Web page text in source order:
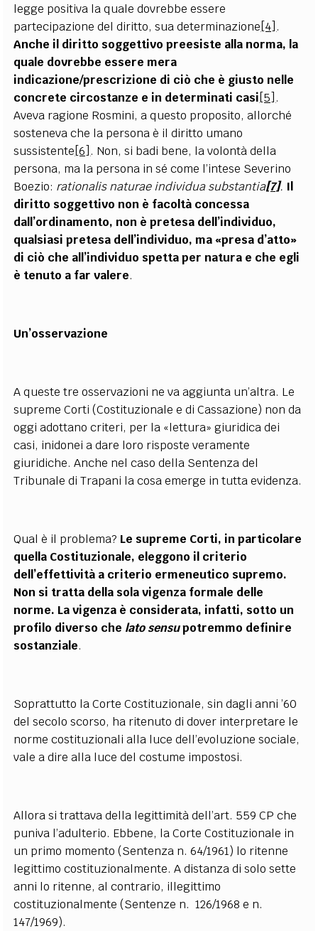
legge positiva la quale dovrebbe essere
partecipazione del diritto, sua determinazione[4] .
Anche il diritto soggettivo preesiste alla norma, la
quale dovrebbe essere mera
indicazione/prescrizione di ciò che è giusto nelle
concrete circostanze e in determinati casi[5] .
Aveva ragione Rosmini, a questo proposito, allorché
sosteneva che la persona è il diritto umano
sussistente[6] . Non, si badi bene, la volontà della
persona, ma la persona in sé come l’intese Severino
Boezio: rationalis naturae individua substantia[7]. Il
diritto soggettivo non è facoltà concessa
dall’ordinamento, non è pretesa dell’individuo,
qualsiasi pretesa dell’individuo, ma «presa d’atto»
di ciò che all’individuo spetta per natura e che egli
è tenuto a far valere.
Un’osservazione
A queste tre osservazioni ne va aggiunta un’altra. Le
supreme Corti (Costituzionale e di Cassazione) non da
oggi adottano criteri, per la «lettura» giuridica dei
casi, inidonei a dare loro risposte veramente
giuridiche. Anche nel caso della Sentenza del
Tribunale di Trapani la cosa emerge in tutta evidenza.
Qual è il problema? Le supreme Corti, in particolare
quella Costituzionale, eleggono il criterio
dell’effettività a criterio ermeneutico supremo.
Non si tratta della sola vigenza formale delle
norme. La vigenza è considerata, infatti, sotto un
profilo diverso che lato sensupotremmo definire
sostanziale.
Soprattutto la Corte Costituzionale, sin dagli anni ’60
del secolo scorso, ha ritenuto di dover interpretare le
norme costituzionali alla luce dell’evoluzione sociale,
vale a dire alla luce del costume impostosi.
Allora si trattava della legittimità dell’art. 559 CP che
puniva l’adulterio. Ebbene, la Corte Costituzionale in
un primo momento (Sentenza n. 64/1961) lo ritenne
legittimo costituzionalmente. A distanza di solo sette
anni lo ritenne, al contrario, illegittimo
costituzionalmente (Sentenze n. 126/1968 e n.
147/1969).